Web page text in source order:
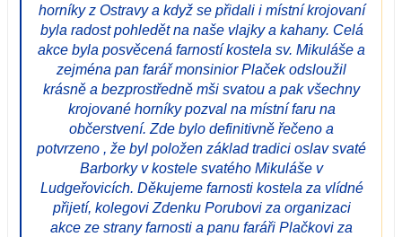
horníky z Ostravy a když se přidali i místní krojovaní
byla radost pohledět na naše vlajky a kahany. Celá
akce byla posvěcená farností kostela sv. Mikuláše a
zejména pan farář monsinior Plaček odsloužil
krásně a bezprostředně mši svatou a pak všechny
krojované horníky pozval na místní faru na
občerstvení. Zde bylo definitivně řečeno a
potvrzeno , že byl položen základ tradici oslav svaté
Barborky v kostele svatého Mikuláše v
Ludgeřovicích. Děkujeme farnosti kostela za vlídné
přijetí, kolegovi Zdenku Porubovi za organizaci
akce ze strany farnosti a panu faráři Plačkovi za